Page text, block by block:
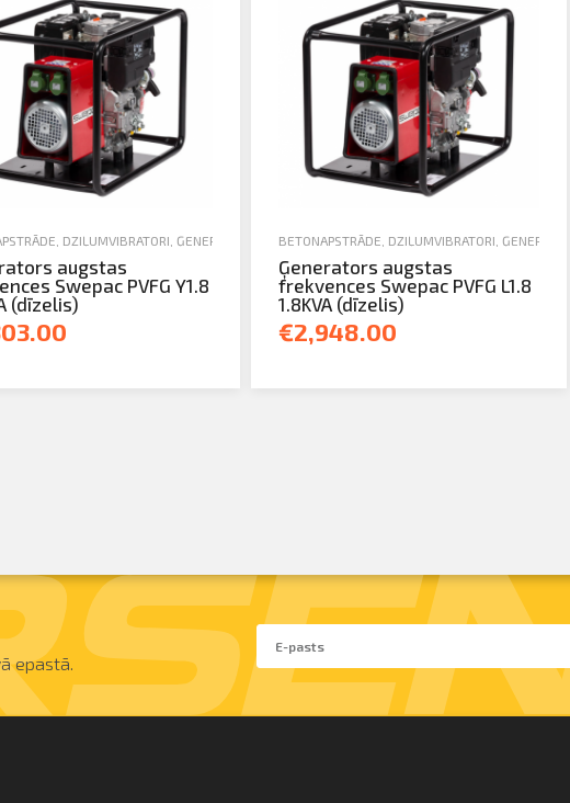
DZIĻUMVIBRATORI ĢENERATORI JAUNA TEHNIKA
augstas
Swepac PVFG Y1.8
(dīzelis)
BETONAPSTRĀDE DZIĻUMVIBRATORI ĢENERATORI
Ģenerators augstas
frekvences Swepac PVFG L1.8
1.8KVA (dīzelis)
€2,948.00
epastā.